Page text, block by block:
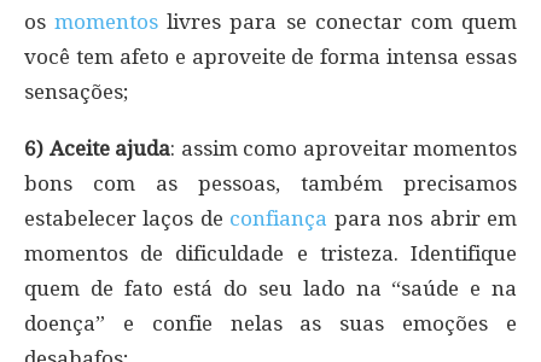
osmomentos livres para se conectar com quem
você tem afeto e aproveite de forma intensa essas
sensações;
6) Aceite ajuda: assim como aproveitar momentos
bons com as pessoas, também precisamos
estabelecer laços de confiança para nos abrir em
momentos de dificuldade e tristeza. Identifique
quem de fato está do seu lado na “saúde e na
doença” e confie nelas as suas emoções e